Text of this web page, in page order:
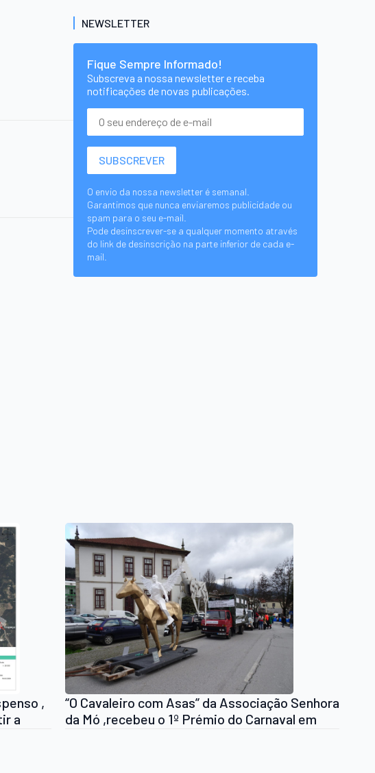
NEWSLETTER
Fique Sempre Informado!
Subscreva a nossa newsletter e receba
notificações de novas publicações.
O envio da nossa newsletter é semanal.
Garantimos que nunca enviaremos publicidade ou
spam para o seu e-mail.
Pode desinscrever-se a qualquer momento através
do link de desinscrição na parte inferior de cada e-
mail.
,
a
“O Cavaleiro com Asas” da Associação Senhora
da Mó ,recebeu o 1º Prémio do Carnaval em